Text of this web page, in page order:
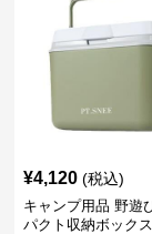
¥4,120 (税込)
キャンプ用品 野遊
パクト収納ボックス